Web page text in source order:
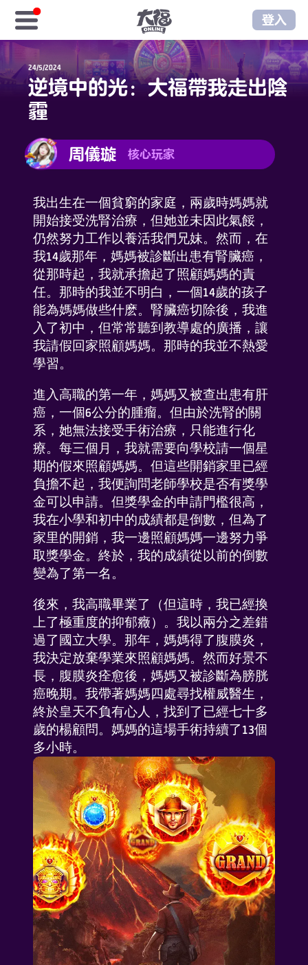
登入
首頁
免費福金
樂享商城
樂享俱樂部
至尊俱樂部
遊戲資訊
了解我們
聯係我們
添加到桌面
24/5/2024
逆境中的光：大福帶我走出陰
霾
周儀璇 核心玩家
我出生在一個貧窮的家庭，兩歲時媽媽就
開始接受洗腎治療，但她並未因此氣餒，
仍然努力工作以養活我們兄妹。然而，在
我14歲那年，媽媽被診斷出患有腎臟癌，
從那時起，我就承擔起了照顧媽媽的責
任。那時的我並不明白，一個14歲的孩子
能為媽媽做些什麽。腎臟癌切除後，我進
入了初中，但常常聽到教導處的廣播，讓
我請假回家照顧媽媽。那時的我並不熱愛
學習。
進入高職的第一年，媽媽又被查出患有肝
癌，一個6公分的腫瘤。但由於洗腎的關
系，她無法接受手術治療，只能進行化
療。每三個月，我就需要向學校請一個星
期的假來照顧媽媽。但這些開銷家里已經
負擔不起，我便詢問老師學校是否有獎學
金可以申請。但獎學金的申請門檻很高，
我在小學和初中的成績都是倒數，但為了
家里的開銷，我一邊照顧媽媽一邊努力爭
取獎學金。終於，我的成績從以前的倒數
變為了第一名。
後來，我高職畢業了（但這時，我已經換
上了極重度的抑郁癥）。我以兩分之差錯
過了國立大學。那年，媽媽得了腹膜炎，
我決定放棄學業來照顧媽媽。然而好景不
長，腹膜炎痊愈後，媽媽又被診斷為膀胱
癌晚期。我帶著媽媽四處尋找權威醫生，
終於皇天不負有心人，找到了已經七十多
歲的楊顧問。媽媽的這場手術持續了13個
多小時。